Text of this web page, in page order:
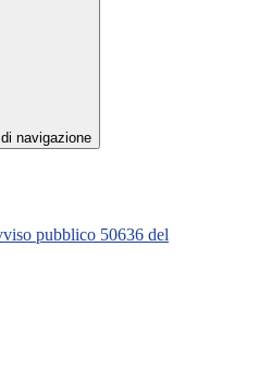
navigazione
pubblico 50636 del